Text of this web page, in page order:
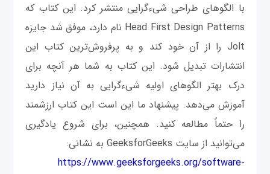
با الگو‌های طراحی شی‌ءگرایی منتشر کرد. این کتاب که
Head First Design Patterns نام دارد، موفق شد جایزه
Jolt را از آن خود کند و به پرفروش‌ترین کتاب این
انتشارات تبدیل شود. این کتاب به شما هر آنچه برای
درک بهتر الگوهای اولیه شی‌ءگرایی به آن نیاز دارید
آموزش می‌دهد. پیشنهاد ما این است این کتاب ارزشمند
را حتماً مطالعه کنید. همچنین، برای شروع یادگیری
می‌توانید از سایت GeeksforGeeks به نشانی:
https://www.geeksforgeeks.org/software-